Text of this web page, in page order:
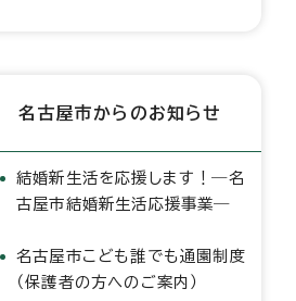
名古屋市からのお知らせ
結婚新生活を応援します！―名
古屋市結婚新生活応援事業―
名古屋市こども誰でも通園制度
（保護者の方へのご案内）